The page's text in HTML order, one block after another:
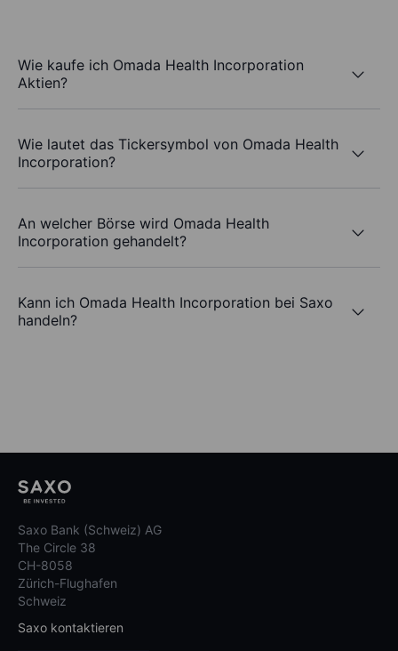
Wie kaufe ich Omada Health Incorporation
Aktien?
Wie lautet das Tickersymbol von Omada Health
Incorporation?
An welcher Börse wird Omada Health
Incorporation gehandelt?
Kann ich Omada Health Incorporation bei Saxo
handeln?
Saxo Bank (Schweiz) AG
The Circle 38
CH-8058
Zürich-Flughafen
Schweiz
Saxo kontaktieren